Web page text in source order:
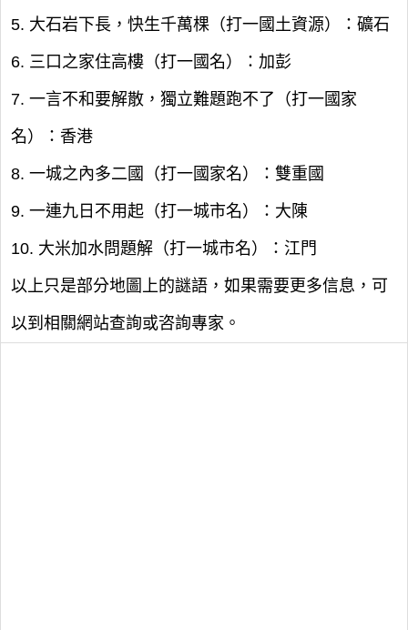
5. 大石岩下長，快生千萬棵（打一國土資源）：礦石
6. 三口之家住高樓（打一國名）：加彭
7. 一言不和要解散，獨立難題跑不了（打一國家
名）：香港
8. 一城之內多二國（打一國家名）：雙重國
9. 一連九日不用起（打一城市名）：大陳
10. 大米加水問題解（打一城市名）：江門
以上只是部分地圖上的謎語，如果需要更多信息，可
以到相關網站查詢或咨詢專家。